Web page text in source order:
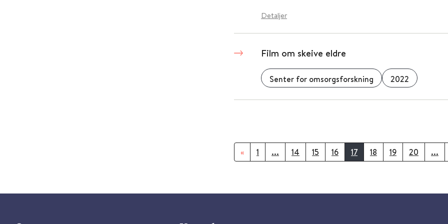
Detaljer
Film om skeive eldre
Senter for omsorgsforskning 2022
« 1 ... 14 15 16 17 18 19 20 ...